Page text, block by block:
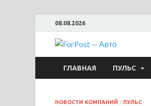
08.08.2026
ГЛАВНАЯ ПУЛЬС
НОВОСТИ КОМПАНИЙ / ПУЛЬС